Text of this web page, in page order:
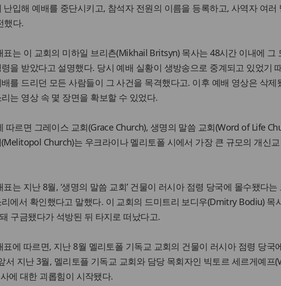
난입해 예배를 중단시키고, 참석자 전원의 이름을 등록하고, 사역자 여러
했다.
표는 이 교회의 미하일 브리츤(Mikhail Britsyn) 목사는 48시간 이내에 그
을 받았다고 설명했다. 당시 예배 실황이 생방송으로 중계되고 있었기
를 드리던 모든 사람들이 그 사건을 목격했다고. 이후 예배 영상은 삭제
는 영상 속 몇 장면을 확보할 수 있었다.
따르면 그레이스 교회(Grace Church), 생명의 말씀 교회(Word of Life
Church)는 우크라이나 멜리토폴 시에서 가장 큰 규모의 개신
는 지난 8월, ‘생명의 말씀 교회’ 건물이 러시아 점령 당국에 몰수됐다는
에서 확인했다고 말했다. 이 교회의 드미트리 보디우(Dmitry Bodiu) 목
구금됐다가 석방된 뒤 타지로 떠났다고.
표에 따르면, 지난 8월 멜리토폴 기독교 교회의 건물이 러시아 점령 당국
서 지난 3월, 멜리토플 기독교 교회와 담당 목회자인 빅토르 세르게예프
에 대한 괴롭힘이 시작됐다.